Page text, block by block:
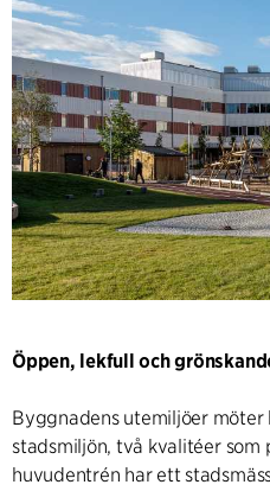
Öppen, lekfull och
Byggnadens utemiljöer möter
stadsmiljön, två kvalitéer som
huvudentrén har ett